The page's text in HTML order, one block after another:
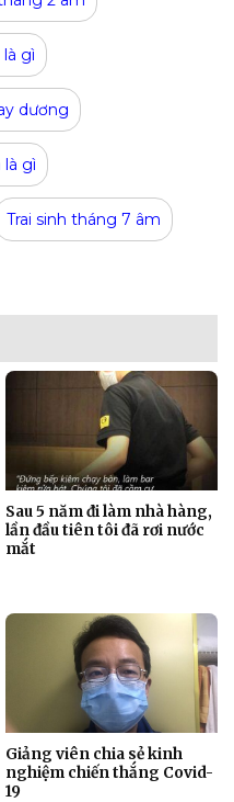
gì
dương
là gì
Trai sinh tháng 7 âm
Sau 5 năm đi làm nhà hàng,
lần đầu tiên tôi đã rơi nước
mắt
Giảng viên chia sẻ kinh
nghiệm chiến thắng Covid-
19